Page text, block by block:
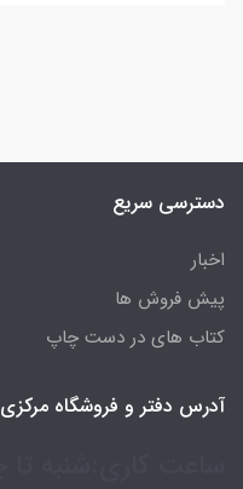
دسترسی سریع
اخبار
پیش فروش ها
کتاب های در دست چاپ
آدرس دفتر و فروشگاه مرکزی